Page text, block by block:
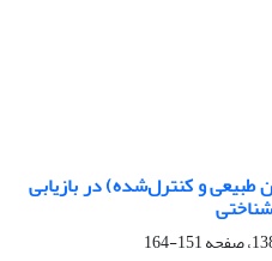
و کنترل‌شده) در بازیابی
151-164